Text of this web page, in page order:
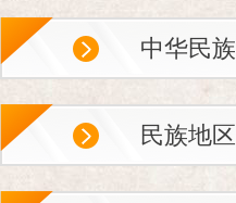
中华民族
民族地区